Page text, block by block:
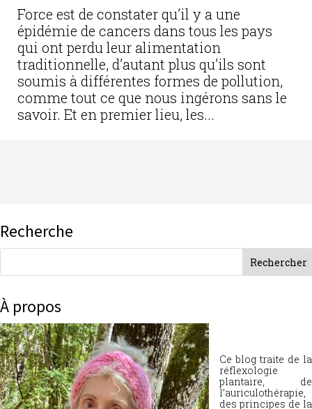
Force est de constater qu’il y a une
épidémie de cancers dans tous les pays
qui ont perdu leur alimentation
traditionnelle, d’autant plus qu’ils sont
soumis à différentes formes de pollution,
comme tout ce que nous ingérons sans le
savoir. Et en premier lieu, les...
Recherche
À propos
Ce blog traite de la
réflexologie
plantaire, de
l’auriculothérapie,
des principes de la